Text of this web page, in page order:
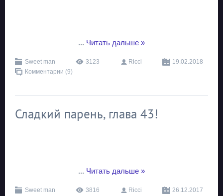
... Читать дальше »
Sweet man 3123 Ricci
19.02.2018
Комментарии (9)
Сладкий парень, глава 43!
... Читать дальше »
Sweet man 3816 Ricci
26.12.2017